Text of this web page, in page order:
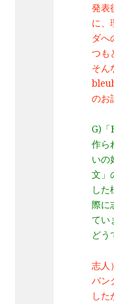
発表
に、
ダへ
つも
そん
のお
G)
作ら
いの
文」
し
際に
てい
どう
志人
バン
し